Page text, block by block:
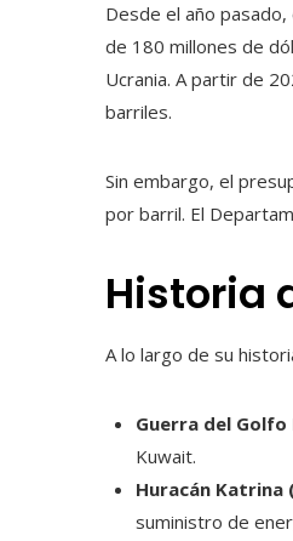
Desde el año
de 180 millones de
Ucrania. A partir de
barriles.
Sin embargo, el
por barril. El
Historia
A lo largo de su
Guerra del Golfo
Kuwait.
Huracán Katrina
suministro de